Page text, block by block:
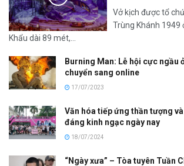
Vở kịch được tổ
Trùng Khánh 1949
Khẩu dài 89 mét,...
Burning Man: Lễ hội cực ngầu
chuyển sang online
17/07/2023
Văn hóa tiếp ứng thần tượng
đáng kinh ngạc ngày nay
18/07/2024
“Ngày xưa” – Tòa tuyên Tuần